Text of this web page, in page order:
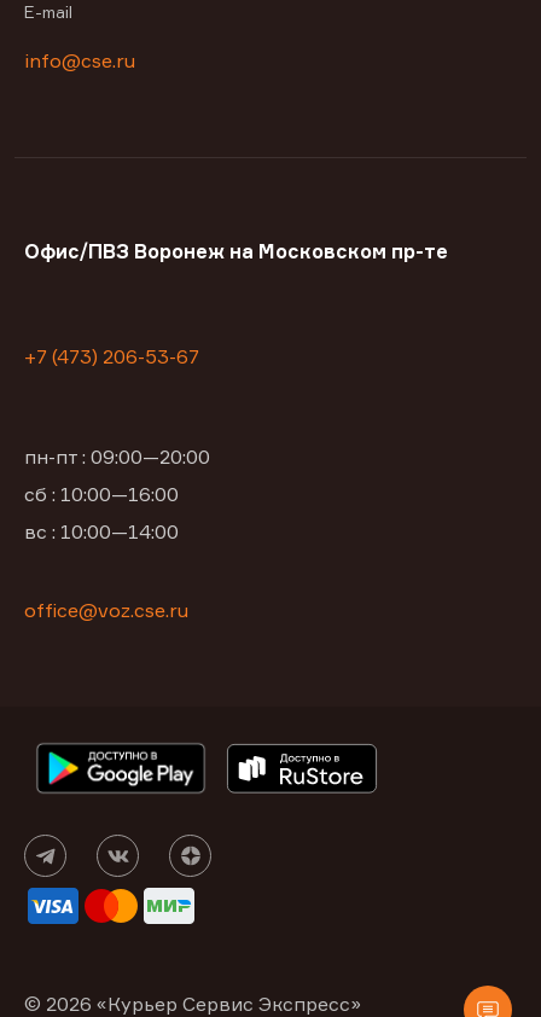
E-mail
info@cse.ru
Офис/ПВЗ Воронеж на Московском пр-те
+7 (473) 206-53-67
пн-пт : 09:00—20:00
сб : 10:00—16:00
вс : 10:00—14:00
office@voz.cse.ru
© 2026 «Курьер Сервис Экспресс»